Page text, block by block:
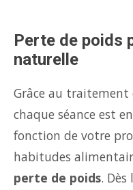
Perte de poids
naturelle
Grâce au
chaque séance est
fonction de votre
habitudes
perte de poids. Dès